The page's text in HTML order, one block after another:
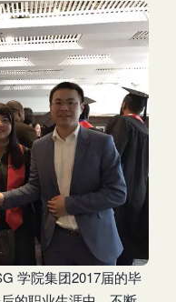
学院集团2017届的毕